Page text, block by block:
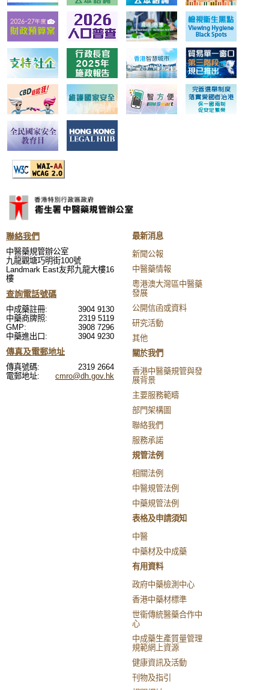
聯絡我們
中醫藥規管辦公室
九龍觀塘巧明街100號
Landmark East友邦九龍大樓16
樓
查詢電話號碼
中成藥註冊:
3904 9130
中藥商牌照:
2319 5119
GMP:
3908 7296
中藥進出口:
3904 9230
傳真及電郵地址
傳真號碼:
2319 2664
電郵地址:
cmro@dh.gov.hk
最新消息
新聞公報
中醫藥情報
粵港澳大灣區中醫藥
發展
公開信函或資料
研究活動
其他
關於我們
香港中醫藥規管與發
展背景
主要服務範疇
部門架構圖
聯絡我們
服務承諾
規管法例
相關法例
中醫規管法例
中藥規管法例
表格及申請須知
中醫
中藥材及中成藥
有用資料
政府中藥檢測中心
香港中藥材標準
世衞傳統醫藥合作中
心
中成藥生產質量管理
規範網上資源
健康資訊及活動
刊物及指引